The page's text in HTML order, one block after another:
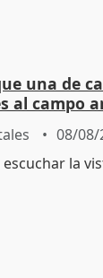
una de
al campo
08/08/